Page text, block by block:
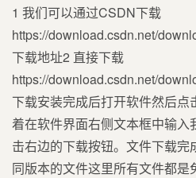
1 我们可以通过CSDN下载
https://download.csdn.net/
下载地址2 直接下载
https://download.csdn.net/
下载安装完成后打开软件然后点
着在软件界面右侧文本框中输入
击右边的下载按钮。文件下载
同版本的文件这里所有文件都